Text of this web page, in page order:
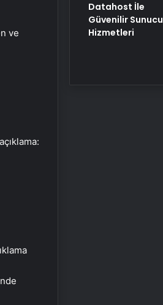
ve
Datahost İle
Güvenilir Sunucu
Hizmetleri